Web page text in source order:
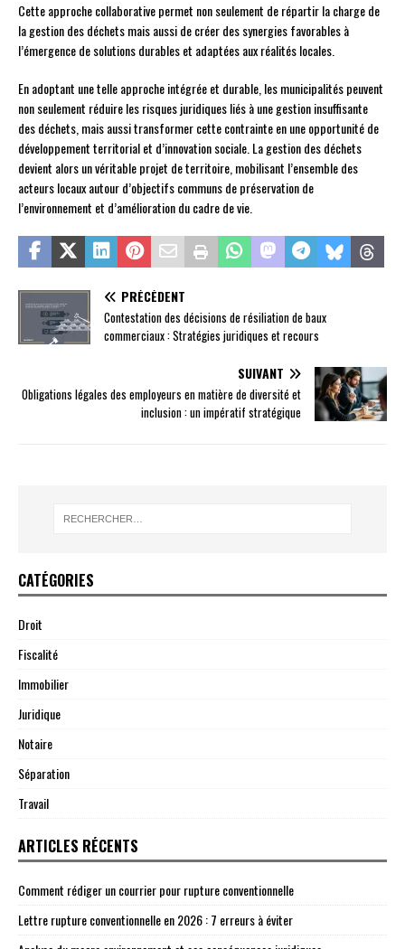
Cette approche collaborative permet non seulement de répartir la charge de
la gestion des déchets mais aussi de créer des synergies favorables à
l’émergence de solutions durables et adaptées aux réalités locales.
En adoptant une telle approche intégrée et durable, les municipalités peuvent
non seulement réduire les risques juridiques liés à une gestion insuffisante
des déchets, mais aussi transformer cette contrainte en une opportunité de
développement territorial et d’innovation sociale. La gestion des déchets
devient alors un véritable projet de territoire, mobilisant l’ensemble des
acteurs locaux autour d’objectifs communs de préservation de
l’environnement et d’amélioration du cadre de vie.
PRÉCÉDENT
Contestation des décisions de résiliation de baux
commerciaux : Stratégies juridiques et recours
SUIVANT
Obligations légales des employeurs en matière de diversité et
inclusion : un impératif stratégique
CATÉGORIES
Droit
Fiscalité
Immobilier
Juridique
Notaire
Séparation
Travail
ARTICLES RÉCENTS
Comment rédiger un courrier pour rupture conventionnelle
Lettre rupture conventionnelle en 2026 : 7 erreurs à éviter